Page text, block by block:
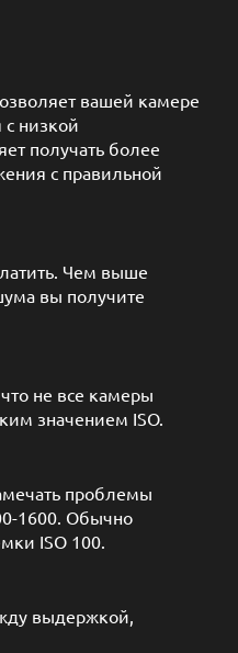
вашей камере
с низкой
получать более
с правильной
Чем выше
вы получите
не все камеры
значением ISO.
проблемы
1600. Обычно
ISO 100.
выдержкой,